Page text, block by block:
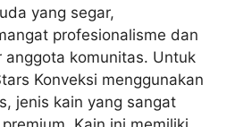
yang segar,
profesionalisme dan
anggota komunitas. Untuk
Konveksi menggunakan
jenis kain yang sangat